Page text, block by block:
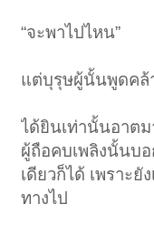
“จะพาไปไหน”
แต่บุรุษผู้นั้นพูดคล้
ได้ยินเท่านั้นอาต
ผู้ถือคบเพลิงนั้นบ
เดียวก็ได้ เพราะ
ทางไป